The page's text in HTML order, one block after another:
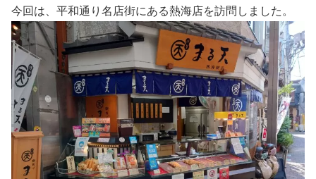
今回は、平和通り名店街にある熱海店を訪問しました。